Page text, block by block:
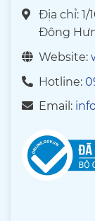
Địa chỉ: 1/
Đông
Website:
Hotline:
Email: